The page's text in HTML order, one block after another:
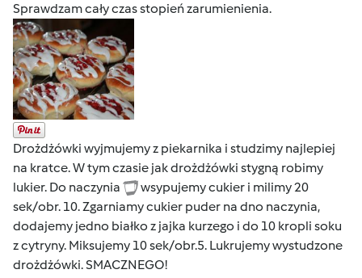
Sprawdzam cały czas stopień zarumienienia.
Drożdżówki wyjmujemy z piekarnika i studzimy najlepiej
na kratce. W tym czasie jak drożdżówki stygną robimy
lukier. Do naczynia
wsypujemy cukier i milimy 20
sek/obr. 10. Zgarniamy cukier puder na dno naczynia,
dodajemy jedno białko z jajka kurzego i do 10 kropli soku
z cytryny. Miksujemy 10 sek/obr.5. Lukrujemy wystudzone
drożdżówki. SMACZNEGO!